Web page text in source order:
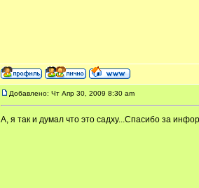
Добавлено: Чт Апр 30, 2009 8:30 am
А, я так и думал что это садху...Спасибо за